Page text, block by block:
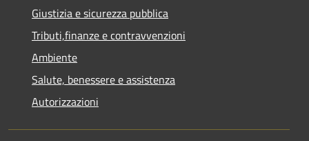
Giustizia e sicurezza pubblica
Tributi,finanze e contravvenzioni
Ambiente
Salute, benessere e assistenza
Autorizzazioni